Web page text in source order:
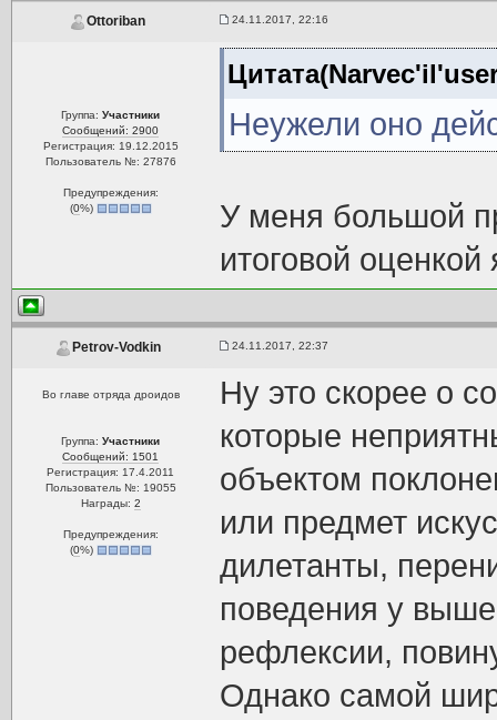
Ottoriban 24.11.2017, 22:16
Группа:Участники
Сообщений: 2900
Регистрация: 19.12.2015
Пользователь №: 27876
Предупреждения:
(0%)
Неужели оно
У меня большой
итоговой
Petrov-Vodkin 24.11.2017, 22:37
Во главе отряда дроидов
Группа:Участники
Сообщений: 1501
Регистрация: 17.4.2011
Пользователь №: 19055
Награды: 2
Предупреждения:
(0%)
Ну это скорее о
которые
объектом
или предмет
дилетанты,
поведения у
рефлексии,
Однако самой